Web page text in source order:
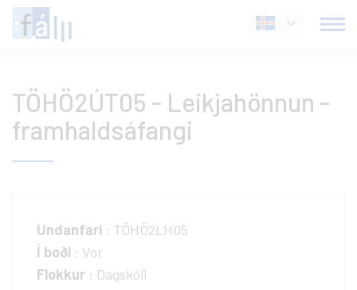
Fara
í
Íslenska
TÖHÖ2ÚT05 - Leikjahönnun -
framhaldsáfangi
Undanfari : TÖHÖ2LH05
Í boði : Vor
Flokkur : Dagskóli